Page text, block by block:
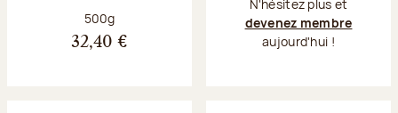
Poids net :
500g
32,40 €
N'hésitez plus et
devenez membre
aujourd'hui !